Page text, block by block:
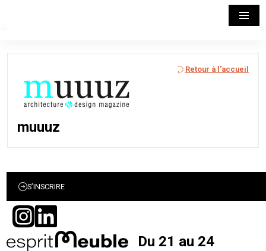
Retour à l'accueil
muuuz
S’INSCRIRE
Du 21 au 24